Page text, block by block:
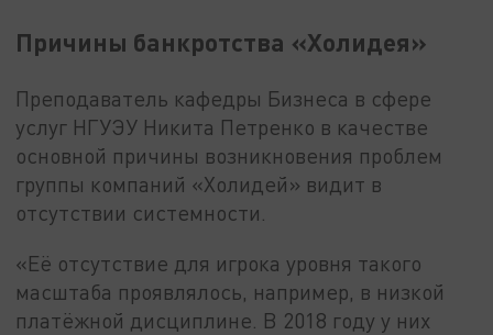
Причины банкротства «Холидея»
Преподаватель кафедры Бизнеса в сфере
услуг НГУЭУ Никита Петренко в качестве
основной причины возникновения проблем
группы компаний «Холидей» видит в
отсутствии системности.
«Её отсутствие для игрока уровня такого
масштаба проявлялось, например, в низкой
платёжной дисциплине. В 2018 году у них